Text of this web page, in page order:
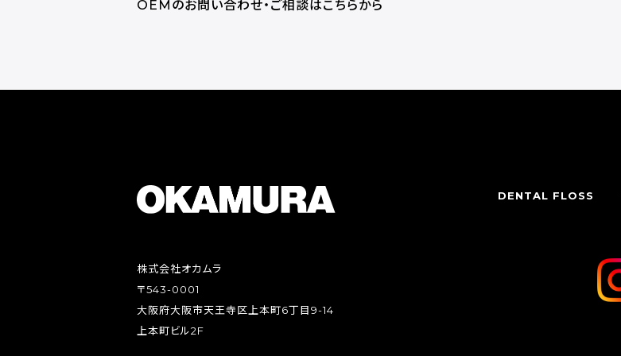
OEMのお問い合わせ・ご相談はこちらから
DENTAL FLOSS
株式会社オカムラ
〒543-0001
大阪府大阪市天王寺区上本町6丁目9-14
上本町ビル2F